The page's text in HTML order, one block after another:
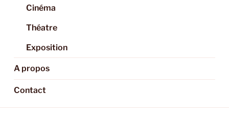
Cinéma
Théatre
Exposition
A propos
Contact